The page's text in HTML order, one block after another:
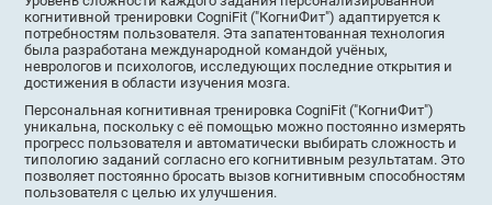
когнитивной тренировки CogniFit ("КогниФит") адаптируется к
потребностям пользователя. Эта запатентованная технология
была разработана международной командой учёных,
неврологов и психологов, исследующих последние открытия и
достижения в области изучения мозга.
Персональная когнитивная тренировка CogniFit ("КогниФит")
уникальна, поскольку с её помощью можно постоянно измерять
прогресс пользователя и автоматически выбирать сложность и
типологию заданий согласно его когнитивным результатам. Это
позволяет постоянно бросать вызов когнитивным способностям
пользователя с целью их улучшения.